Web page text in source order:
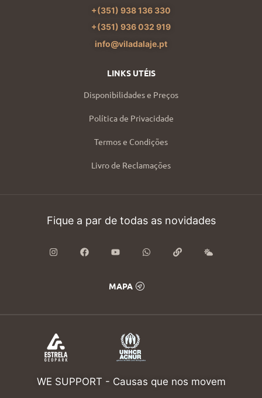
+(351) 938 136 330
+(351) 936 032 919
info@viladalaje.pt
LINKS UTÉIS
Disponibilidades e Preços
Política de Privacidade
Termos e Condições
Livro de Reclamações
Fique a par de todas as novidades
MAPA
WE SUPPORT - Causas que nos movem